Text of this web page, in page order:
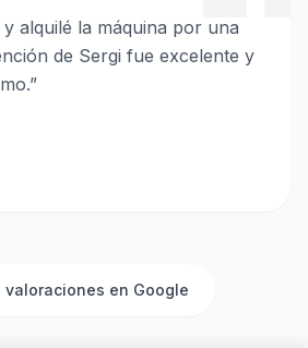
alquilé la máquina por una
de Sergi fue excelente y
”
valoraciones en Google